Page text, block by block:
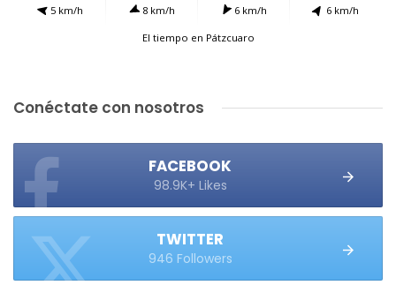
5 km/h
8 km/h
6 km/h
6 km/h
El tiempo en Pátzcuaro
Conéctate con nosotros
FACEBOOK
98.9K+ Likes
TWITTER
946 Followers